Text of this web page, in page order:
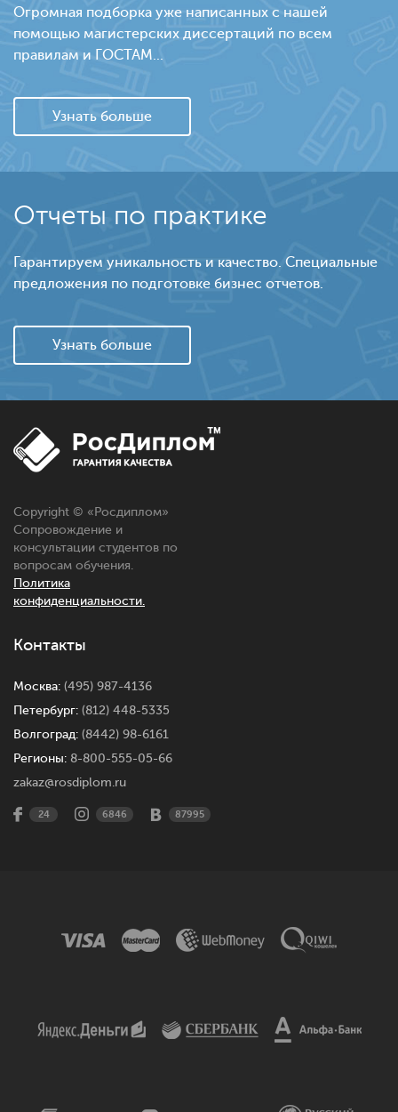
Огромная подборка уже написанных с нашей
помощью магистерских диссертаций по всем
правилам и ГОСТАМ...
Узнать больше
Отчеты по практике
Гарантируем уникальность и качество. Специальные
предложения по подготовке бизнес отчетов.
Узнать больше
Copyright © « Росдиплом»
Сопровождение и
консультации студентов по
вопросам обучения.
Политика
конфиденциальности.
Контакты
Москва: (495) 987-4136
Петербург: (812) 448-5335
Волгоград: (8442) 98-6161
Регионы: 8-800-555-05-66
zakaz@rosdiplom.ru
24 6846 87995